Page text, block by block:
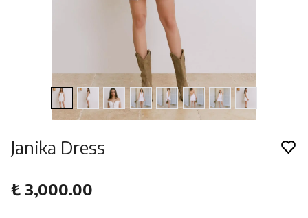
Janika Dress
₺ 3,000.00